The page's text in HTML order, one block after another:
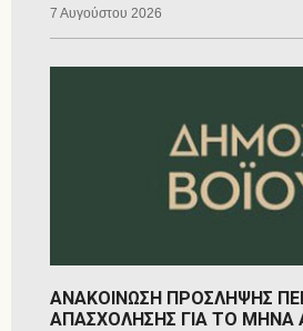
7 Αυγούστου 2026
ΑΝΑΚΟΙΝΩΣΗ ΠΡΟΣΛΗΨΗΣ
ΑΠΑΣΧΟΛΗΣΗΣ ΓΙΑ ΤΟ ΜΗΝΑ